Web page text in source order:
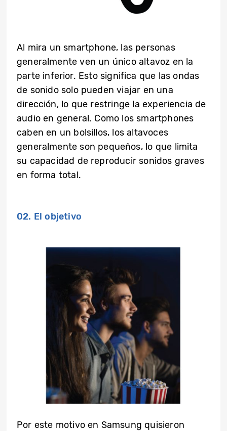
Al mira un smartphone, las personas
generalmente ven un único altavoz en la
parte inferior. Esto significa que las ondas
de sonido solo pueden viajar en una
dirección, lo que restringe la experiencia de
audio en general. Como los smartphones
caben en un bolsillos, los altavoces
generalmente son pequeños, lo que limita
su capacidad de reproducir sonidos graves
en forma total.
02. El objetivo
Por este motivo en Samsung quisieron